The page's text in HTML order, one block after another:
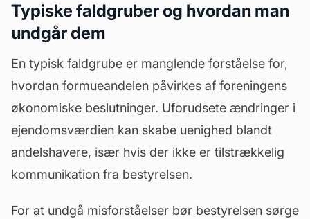
Typiske faldgruber og hvordan man
undgår dem
En typisk faldgrube er manglende forståelse for,
hvordan formueandelen påvirkes af foreningens
økonomiske beslutninger. Uforudsete ændringer i
ejendomsværdien kan skabe uenighed blandt
andelshavere, især hvis der ikke er tilstrækkelig
kommunikation fra bestyrelsen.
For at undgå misforståelser bør bestyrelsen sørge